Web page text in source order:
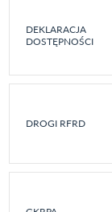
DEKLARACJA
DOSTĘPNOŚCI
DROGI RFRD